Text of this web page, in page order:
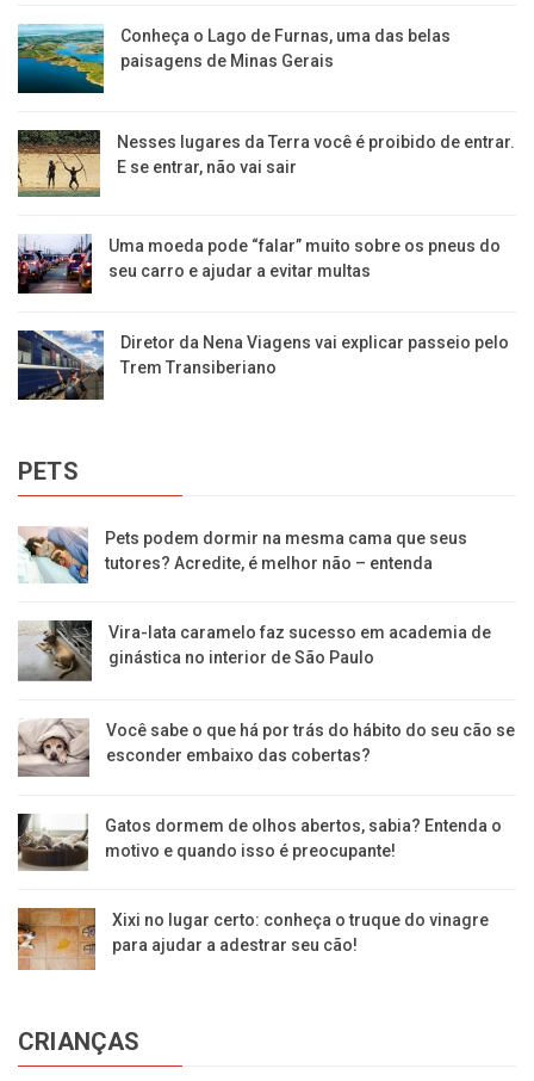
Conheça o Lago de Furnas, uma das belas
paisagens de Minas Gerais
Nesses lugares da Terra você é proibido de entrar.
E se entrar, não vai sair
Uma moeda pode “falar” muito sobre os pneus do
seu carro e ajudar a evitar multas
Diretor da Nena Viagens vai explicar passeio pelo
Trem Transiberiano
PETS
Pets podem dormir na mesma cama que seus
tutores? Acredite, é melhor não – entenda
Vira-lata caramelo faz sucesso em academia de
ginástica no interior de São Paulo
Você sabe o que há por trás do hábito do seu cão se
esconder embaixo das cobertas?
Gatos dormem de olhos abertos, sabia? Entenda o
motivo e quando isso é preocupante!
Xixi no lugar certo: conheça o truque do vinagre
para ajudar a adestrar seu cão!
CRIANÇAS